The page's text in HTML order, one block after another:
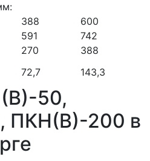
388
600
591
742
270
388
72,7 143,3
50,
ПКН(В)-200 в